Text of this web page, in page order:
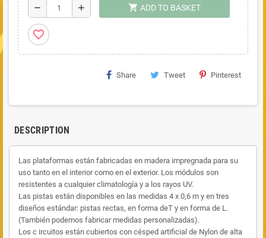
remove add shopping_cart ADD TO BASKET
favorite_border
Share Tweet Pinterest
DESCRIPTION
Las plataformas están fabricadas en madera impregnada para su
uso tanto en el interior como en el exterior. Los módulos son
resistentes a cualquier climatología y a los rayos UV.
Las pistas están disponibles en las medidas 4 x 0,6 m y en tres
diseños estándar: pistas rectas, en forma deT y en forma de L.
(También podemos fabricar medidas personalizadas).
Los c ircuitos están cubiertos con césped artificial de Nylon de alta